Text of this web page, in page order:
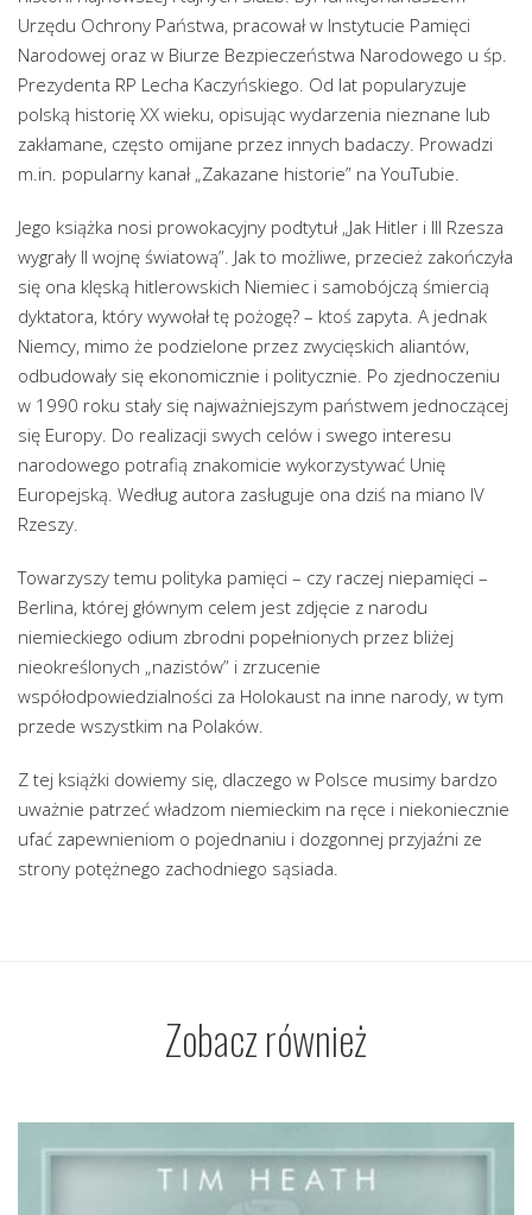
Urzędu Ochrony Państwa, pracował w Instytucie Pamięci
Narodowej oraz w Biurze Bezpieczeństwa Narodowego u śp.
Prezydenta RP Lecha Kaczyńskiego. Od lat popularyzuje
polską historię XX wieku, opisując wydarzenia nieznane lub
zakłamane, często omijane przez innych badaczy. Prowadzi
m.in. popularny kanał „Zakazane historie” na YouTubie.
Jego książka nosi prowokacyjny podtytuł „Jak Hitler i III Rzesza
wygrały II wojnę światową”. Jak to możliwe, przecież zakończyła
się ona klęską hitlerowskich Niemiec i samobójczą śmiercią
dyktatora, który wywołał tę pożogę? – ktoś zapyta. A jednak
Niemcy, mimo że podzielone przez zwycięskich aliantów,
odbudowały się ekonomicznie i politycznie. Po zjednoczeniu
w 1990 roku stały się najważniejszym państwem jednoczącej
się Europy. Do realizacji swych celów i swego interesu
narodowego potrafią znakomicie wykorzystywać Unię
Europejską. Według autora zasługuje ona dziś na miano IV
Rzeszy.
Towarzyszy temu polityka pamięci – czy raczej niepamięci –
Berlina, której głównym celem jest zdjęcie z narodu
niemieckiego odium zbrodni popełnionych przez bliżej
nieokreślonych „nazistów” i zrzucenie
współodpowiedzialności za Holokaust na inne narody, w tym
przede wszystkim na Polaków.
Z tej książki dowiemy się, dlaczego w Polsce musimy bardzo
uważnie patrzeć władzom niemieckim na ręce i niekoniecznie
ufać zapewnieniom o pojednaniu i dozgonnej przyjaźni ze
strony potężnego zachodniego sąsiada.
Zobacz również